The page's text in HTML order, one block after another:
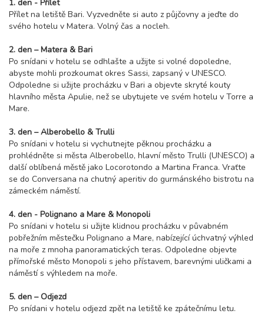
1. den - Přílet
Přílet na letiště Bari. Vyzvedněte si auto z půjčovny a jeďte do
svého hotelu v Matera. Volný čas a nocleh.
2. den – Matera & Bari
Po snídani v hotelu se odhlašte a užijte si volné dopoledne,
abyste mohli prozkoumat okres Sassi, zapsaný v UNESCO.
Odpoledne si užijte procházku v Bari a objevte skryté kouty
hlavního města Apulie, než se ubytujete ve svém hotelu v Torre a
Mare.
3. den – Alberobello & Trulli
Po snídani v hotelu si vychutnejte pěknou procházku a
prohlédněte si města Alberobello, hlavní město Trulli (UNESCO) a
další oblíbená městě jako Locorotondo a Martina Franca. Vraťte
se do Conversana na chutný aperitiv do gurmánského bistrotu na
zámeckém náměstí.
4. den - Polignano a Mare & Monopoli
Po snídani v hotelu si užijte klidnou procházku v půvabném
pobřežním městečku Polignano a Mare, nabízející úchvatný výhled
na moře z mnoha panoramatických teras. Odpoledne objevte
přímořské město Monopoli s jeho přístavem, barevnými uličkami a
náměstí s výhledem na moře.
5. den – Odjezd
Po snídani v hotelu odjezd zpět na letiště ke zpátečnímu letu.